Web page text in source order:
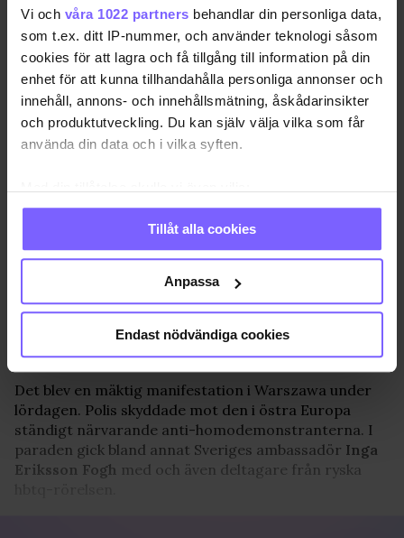
Vi och våra 1022 partners behandlar din personliga data,
som t.ex. ditt IP-nummer, och använder teknologi såsom
cookies för att lagra och få tillgång till information på din
enhet för att kunna tillhandahålla personliga annonser och
innehåll, annons- och innehållsmätning, åskådarinsikter
och produktutveckling. Du kan själv välja vilka som får
använda din data och i vilka syften.
Samla in information om din geografiska plats
som kan ha en noggrannhet på upp till flera meter
Identifiera din enhet genom att aktivt skanna den
för specifika kännetecken (fingeravtryck)
Ta reda på mer om hur dina personliga uppgifter
Du kan ändra eller dra tillbaka ditt samtycke när som
helst från cookie-förklaringen.
Vi använder enhetsidentifierare för att anpassa innehållet
och annonserna till användarna, tillhandahålla funktioner
för sociala medier och analysera vår trafik. Vi
vidarebefordrar även sådana identifierare och annan
Tillåt alla cookies
Anpassa
Endast nödvändiga cookies
Foto: Fredrik Svensson
Det blev en mäktig manifestation i Warszawa under
lördagen. Polis skyddade mot den i östra Europa
ständigt närvarande anti-homodemonstranterna. I
paraden gick bland annat Sveriges ambassadör Inga
Eriksson Fogh med och även deltagare från ryska